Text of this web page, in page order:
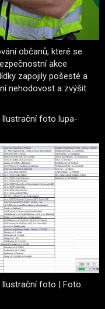
občanů, které se
akce
zapojily pošesté a
nehodovost a zvýšit
Ilustrační foto lupa-
Ilustrační foto | Foto: